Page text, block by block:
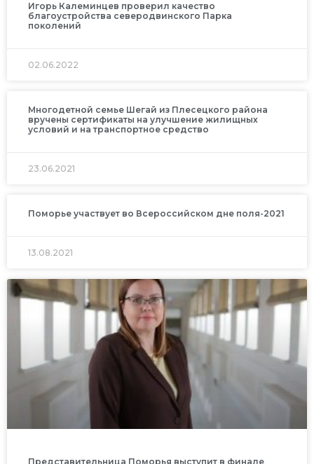
Игорь Калеминцев проверил качество
благоустройства северодвинского Парка
поколений
02.06.2022
Многодетной семье Шегай из Плесецкого района
вручены сертификаты на улучшение жилищных
условий и на транспортное средство
23.06.2021
Поморье участвует во Всероссийском дне поля-2021
13.08.2021
Представительница Поморья выступит в финале